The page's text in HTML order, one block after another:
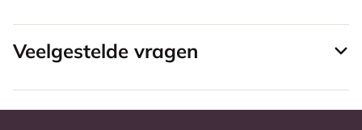
Veelgestelde vragen